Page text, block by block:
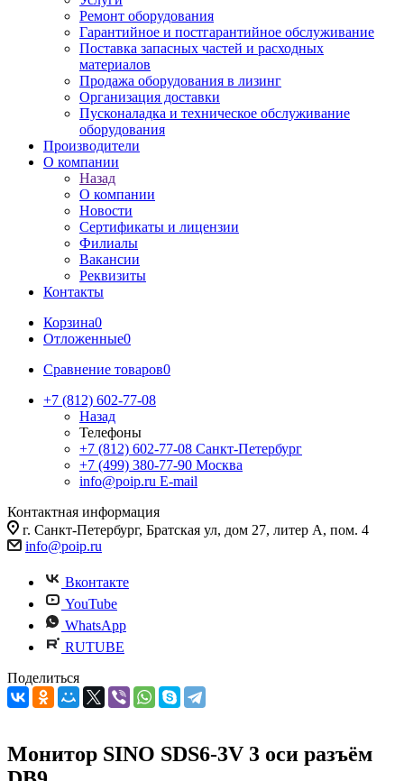
Ремонт оборудования
Гарантийное и постгарантийное обслуживание
Поставка запасных частей и расходных
материалов
Продажа оборудования в лизинг
Организация доставки
Пусконаладка и техническое обслуживание
оборудования
Производители
О компании
Назад
О компании
Новости
Сертификаты и лицензии
Филиалы
Вакансии
Реквизиты
Контакты
Корзина0
Отложенные0
Сравнение товаров0
+7 (812) 602-77-08
Назад
Телефоны
+7 (812) 602-77-08 Санкт-Петербург
+7 (499) 380-77-90 Москва
info@poip.ru E-mail
Контактная информация
г. Санкт-Петербург, Братская ул, дом 27, литер А, пом. 4
info@poip.ru
Вконтакте
YouTube
WhatsApp
RUTUBE
Поделиться
Монитор SINO SDS6-3V 3 оси разъём